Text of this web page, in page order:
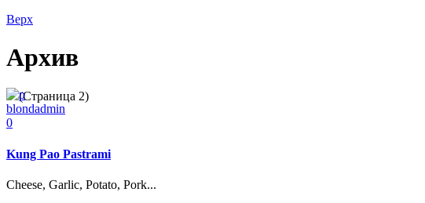
Верх
Архив
/(Страница 2)
blondadmin
0
Kung Pao Pastrami
Cheese, Garlic, Potato, Pork...